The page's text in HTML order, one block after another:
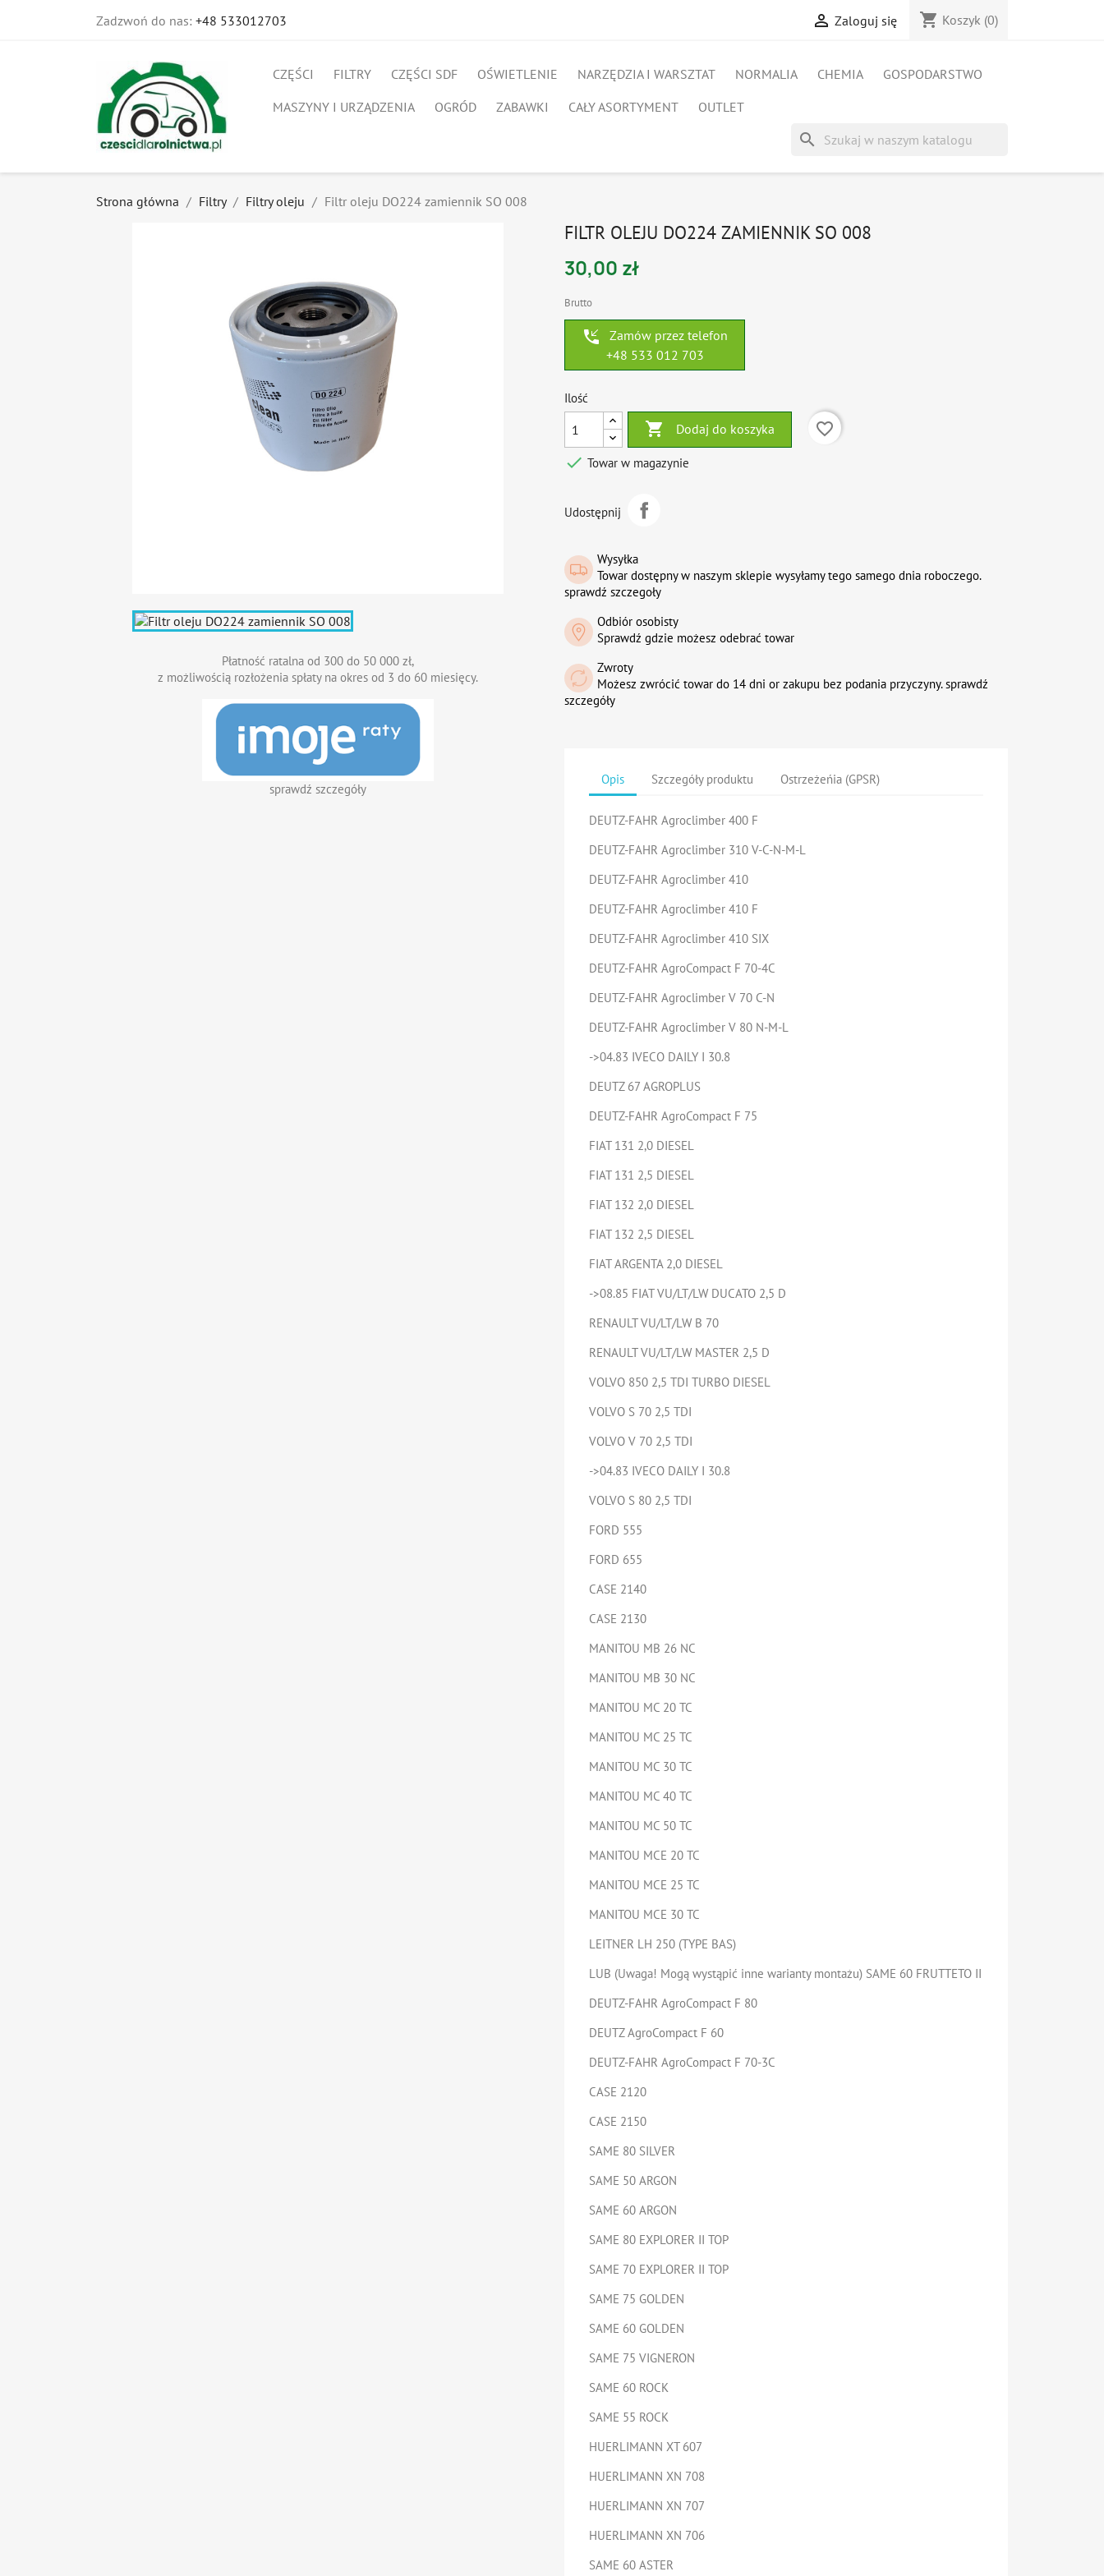
Zadzwoń do nas: +48 533012703  Zaloguj się shopping_cart Koszyk (0)
CZĘŚCI FILTRY CZĘŚCI SDF OŚWIETLENIE NARZĘDZIA I WARSZTAT NORMALIA CHEMIA
GOSPODARSTWO
MASZYNY I URZĄDZENIA
OGRÓD ZABAWKI CAŁY ASORTYMENT OUTLET
search
Strona główna Filtry Filtry oleju Filtr oleju DO224 zamiennik SO 008
Płatność ratalna od 300 do 50 000 zł,
z możliwością rozłożenia spłaty na okres od 3 do 60 miesięcy.
sprawdź szczegóły
FILTR OLEJU DO224 ZAMIENNIK SO 008
30,00 zł
Brutto
phone_callback
Zamów przez telefon
+48 533 012 703
Ilość
 Dodaj do koszyka
favorite_border
 Towar w magazynie
Udostępnij
Wysyłka
Towar dostępny w naszym sklepie wysyłamy tego samego dnia roboczego.
sprawdź szczegoły
Odbiór osobisty
Sprawdź gdzie możesz odebrać towar
Zwroty
Możesz zwrócić towar do 14 dni or zakupu bez podania przyczyny. sprawdź
szczegóły
Opis Szczegóły produktu Ostrzeżeńia (GPSR)
DEUTZ-FAHR Agroclimber 400 F
DEUTZ-FAHR Agroclimber 310 V-C-N-M-L
DEUTZ-FAHR Agroclimber 410
DEUTZ-FAHR Agroclimber 410 F
DEUTZ-FAHR Agroclimber 410 SIX
DEUTZ-FAHR AgroCompact F 70-4C
DEUTZ-FAHR Agroclimber V 70 C-N
DEUTZ-FAHR Agroclimber V 80 N-M-L
->04.83 IVECO DAILY I 30.8
DEUTZ 67 AGROPLUS
DEUTZ-FAHR AgroCompact F 75
FIAT 131 2,0 DIESEL
FIAT 131 2,5 DIESEL
FIAT 132 2,0 DIESEL
FIAT 132 2,5 DIESEL
FIAT ARGENTA 2,0 DIESEL
->08.85 FIAT VU/LT/LW DUCATO 2,5 D
RENAULT VU/LT/LW B 70
RENAULT VU/LT/LW MASTER 2,5 D
VOLVO 850 2,5 TDI TURBO DIESEL
VOLVO S 70 2,5 TDI
VOLVO V 70 2,5 TDI
->04.83 IVECO DAILY I 30.8
VOLVO S 80 2,5 TDI
FORD 555
FORD 655
CASE 2140
CASE 2130
MANITOU MB 26 NC
MANITOU MB 30 NC
MANITOU MC 20 TC
MANITOU MC 25 TC
MANITOU MC 30 TC
MANITOU MC 40 TC
MANITOU MC 50 TC
MANITOU MCE 20 TC
MANITOU MCE 25 TC
MANITOU MCE 30 TC
LEITNER LH 250 (TYPE BAS)
LUB (Uwaga! Mogą wystąpić inne warianty montażu) SAME 60 FRUTTETO II
DEUTZ-FAHR AgroCompact F 80
DEUTZ AgroCompact F 60
DEUTZ-FAHR AgroCompact F 70-3C
CASE 2120
CASE 2150
SAME 80 SILVER
SAME 50 ARGON
SAME 60 ARGON
SAME 80 EXPLORER II TOP
SAME 70 EXPLORER II TOP
SAME 75 GOLDEN
SAME 60 GOLDEN
SAME 75 VIGNERON
SAME 60 ROCK
SAME 55 ROCK
HUERLIMANN XT 607
HUERLIMANN XN 708
HUERLIMANN XN 707
HUERLIMANN XN 706
SAME 60 ASTER